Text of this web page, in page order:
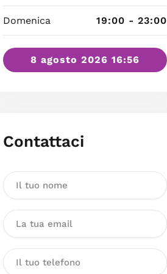
Domenica 19:00 - 23:00
8 agosto 2026 16:56
Contattaci